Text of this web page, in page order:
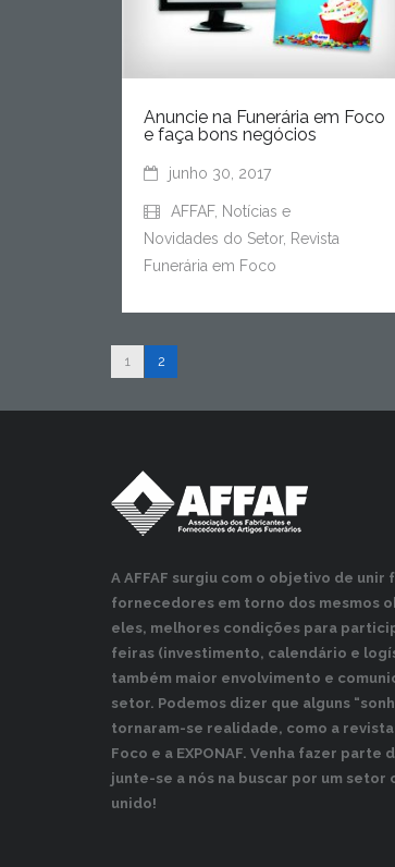
Anuncie na Funerária em Foco
e faça bons negócios
junho 30, 2017
AFFAF, Notícias e
Novidades do Setor, Revista
Funerária em Foco
1 2
A AFFAF surgiu com o objetivo de unir
fornecedores em torno dos mesmos
eles, melhores condições para
feiras (investimento, calendário e
também maior envolvimento e
setor. Podemos dizer que alguns
tornaram-se realidade, como a revista
Foco e a EXPONAF. Venha fazer parte
junte-se a nós na buscar por um setor
unido!